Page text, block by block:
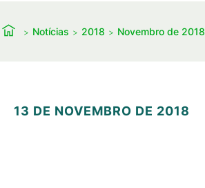
Notícias 2018 Novembro de 2018
13 DE NOVEMBRO DE 2018